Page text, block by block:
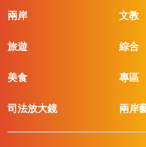
兩岸 文教
旅遊 綜合
美食 專區
司法放大鏡 兩岸